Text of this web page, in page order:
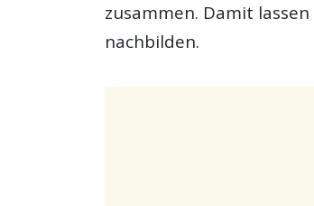
zusammen. Damit
nachbilden.